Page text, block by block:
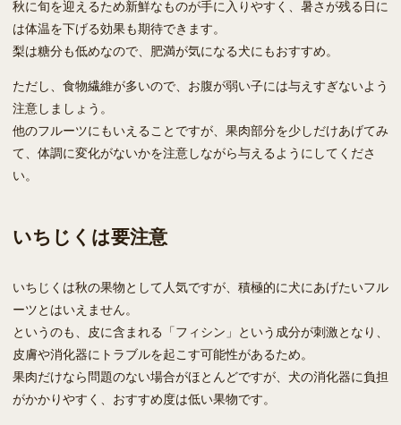
秋に旬を迎えるため新鮮なものが手に入りやすく、暑さが残る日に
は体温を下げる効果も期待できます。
梨は糖分も低めなので、肥満が気になる犬にもおすすめ。
ただし、食物繊維が多いので、お腹が弱い子には与えすぎないよう
注意しましょう。
他のフルーツにもいえることですが、果肉部分を少しだけあげてみ
て、体調に変化がないかを注意しながら与えるようにしてくださ
い。
いちじくは要注意
いちじくは秋の果物として人気ですが、積極的に犬にあげたいフル
ーツとはいえません。
というのも、皮に含まれる「フィシン」という成分が刺激となり、
皮膚や消化器にトラブルを起こす可能性があるため。
果肉だけなら問題のない場合がほとんどですが、犬の消化器に負担
がかかりやすく、おすすめ度は低い果物です。